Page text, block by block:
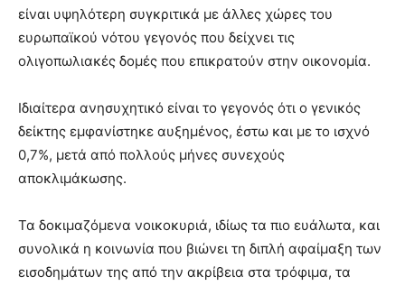
είναι υψηλότερη συγκριτικά με άλλες χώρες του
ευρωπαϊκού νότου γεγονός που δείχνει τις
ολιγοπωλιακές δομές που επικρατούν στην οικονομία.
Ιδιαίτερα ανησυχητικό είναι το γεγονός ότι ο γενικός
δείκτης εμφανίστηκε αυξημένος, έστω και με το ισχνό
0,7%, μετά από πολλούς μήνες συνεχούς
αποκλιμάκωσης.
Τα δοκιμαζόμενα νοικοκυριά, ιδίως τα πιο ευάλωτα, και
συνολικά η κοινωνία που βιώνει τη διπλή αφαίμαξη των
εισοδημάτων της από την ακρίβεια στα τρόφιμα, τα